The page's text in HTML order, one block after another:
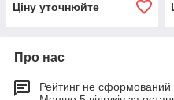
Ціну уточнюйте
Про нас
Рейтинг не сформований